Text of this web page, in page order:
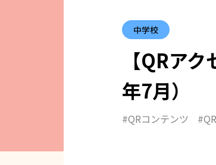
中学校
【QRア
年7月）
#QRコンテンツ